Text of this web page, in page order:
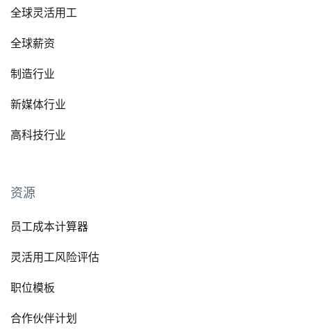
全球灵活用工
全球薪资
制造行业
新媒体行业
高科技行业
资源
员工成本计算器
灵活用工风险评估
职位模板
合作伙伴计划